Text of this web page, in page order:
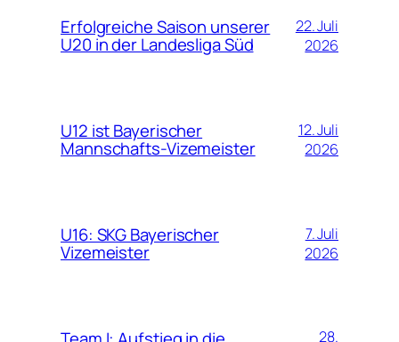
Erfolgreiche Saison unserer
U20 in der Landesliga Süd
22. Juli
2026
U12 ist Bayerischer
Mannschafts-Vizemeister
12. Juli
2026
U16: SKG Bayerischer
Vizemeister
7. Juli
2026
28.